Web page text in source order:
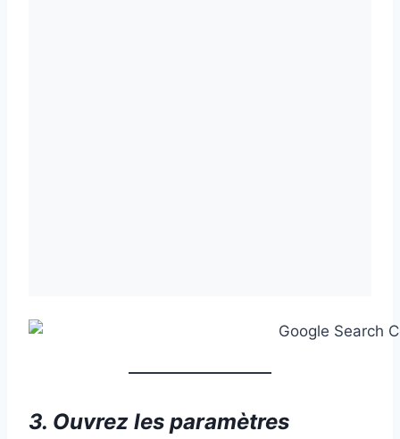
3. Ouvrez les paramètres